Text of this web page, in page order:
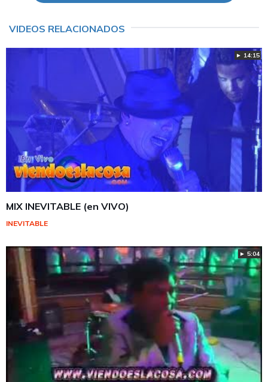
VIDEOS RELACIONADOS
► 14:15
MIX INEVITABLE (en VIVO)
INEVITABLE
► 5:04